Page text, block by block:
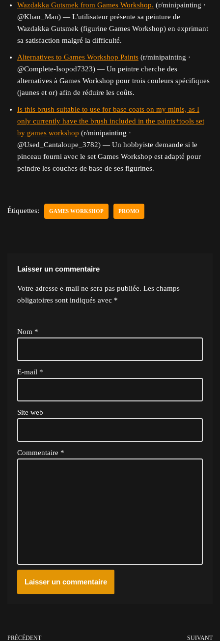
Wazdakka Gutsmek from Games Workshop. (r/minipainting ·
@Khan_Man) — L'utilisateur présente sa peinture de
Wazdakka Gutsmek (figurine Games Workshop) en exprimant
sa satisfaction malgré la difficulté.
Alternatives to Games Workshop Paints (r/minipainting ·
@Complete-Isopod7323) — Un peintre cherche des
alternatives à Games Workshop pour trois couleurs spécifiques
(jaunes et or) afin de réduire les coûts.
Is this brush suitable to use for base coats on my minis, as I
only currently have the brush included in the paints+tools set
by games workshop (r/minipainting ·
@Used_Cantaloupe_3782) — Un hobbyiste demande si le
pinceau fourni avec le set Games Workshop est adapté pour
peindre les couches de base de ses figurines.
Étiquettes: GAMES WORKSHOP PROMO
Laisser un commentaire
Votre adresse e-mail ne sera pas publiée. Les champs
obligatoires sont indiqués avec *
Nom *
E-mail *
Site web
Commentaire *
PRÉCÉDENT SUIVANT